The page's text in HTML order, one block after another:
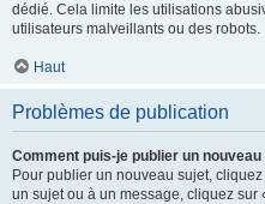
dédié. Cela limite les utilisations
utilisateurs malveillants ou des robots.
Haut
Problèmes de publication
Comment puis-je publier un
Pour publier un nouveau sujet,
un sujet ou à un message, cliquez sur